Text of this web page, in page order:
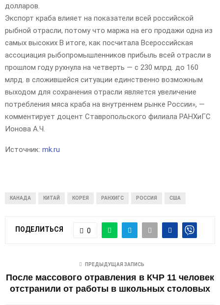
долларов.
Экспорт краба влияет на показатели всей российской
рыбной отрасли, потому что маржа на его продажи одна из
самых высоких В итоге, как посчитала Всероссийская
ассоциация рыбопромышленников прибыль всей отрасли в
прошлом году рухнула на четверть — с 230 млрд. до 160
млрд. в сложившейся ситуации единственно возможным
выходом для сохранения отрасли является увеличение
потребления мяса краба на внутреннем рынке России», —
комментирует доцент Ставропольского филиала РАНХиГС
Ионова А.Ч.
Источник: mk.ru
КАНАДА КИТАЙ КОРЕЯ РАНХИГС РОССИЯ США
ПОДЕЛИТЬСЯ 0
ПРЕДЫДУЩАЯ ЗАПИСЬ
После массового отравления в КЧР 11 человек
отстранили от работы в школьных столовых